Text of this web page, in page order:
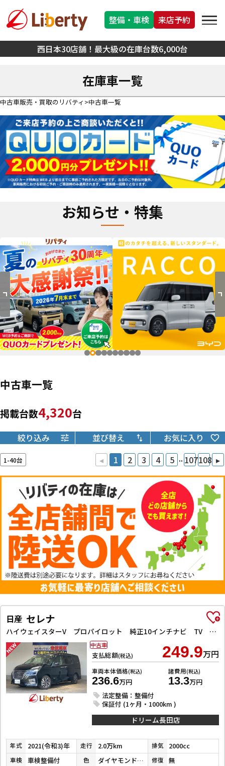
西日本30店舗！最大級の在庫台数6,000台
整備・車検 来店予約
在庫車一覧
中古車販売・買取のリバティ 中古車一覧
お知らせ・特集
中古車一覧
掲載台数4,320台
絞り込み 並び替え お気に入り
1-40台 ◂ 1 2 3 4 5 .. 107108 ▸
日産 セレナ
ハイウェイスターV プロパイロット 純正10インチナビ TV Bluetooth対応 アラウンドビューモニター 両側自動ドア 電子パーキング クルーズコントロール LEDヘッドライト 革巻きステアリング スマートキー
支払総額(税込) 249.9万円
車両本体価格(税込)
236.6万円
諸費用(税込)
13.3万円
法定整備：整備付
保証付 (1ヶ月・1000km )
中古車
ドリーム長田店
年式 2021(令和3)年 走行 2.0万km 排気 2000cc
車検 車検整備付 色 ダイヤモンドブラックパール 修復 無